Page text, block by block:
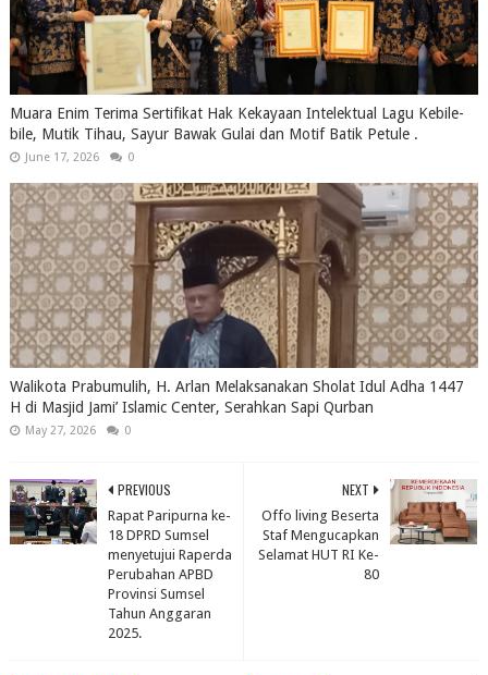
Muara Enim Terima Sertifikat Hak Kekayaan Intelektual Lagu Kebile-
bile, Mutik Tihau, Sayur Bawak Gulai dan Motif Batik Petule .
June 17, 2026 0
Walikota Prabumulih, H. Arlan Melaksanakan Sholat Idul Adha 1447
H di Masjid Jami’ Islamic Center, Serahkan Sapi Qurban
May 27, 2026 0
NEXT
Offo living Beserta
Staf Mengucapkan
Selamat HUT RI Ke-
80
PREVIOUS
Rapat Paripurna ke-
18 DPRD Sumsel
menyetujui Raperda
Perubahan APBD
Provinsi Sumsel
Tahun Anggaran
2025.